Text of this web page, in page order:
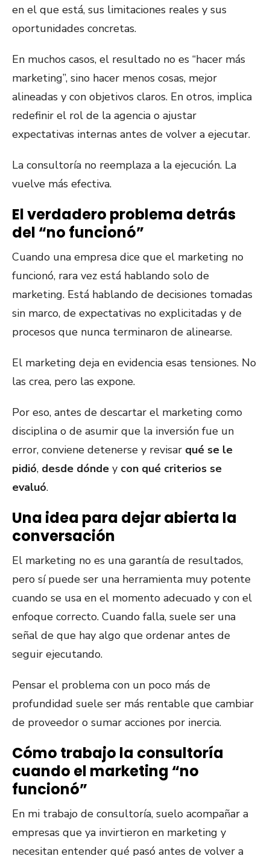
en el que está, sus limitaciones reales y sus
oportunidades concretas.
En muchos casos, el resultado no es “hacer más
marketing”, sino hacer menos cosas, mejor
alineadas y con objetivos claros. En otros, implica
redefinir el rol de la agencia o ajustar
expectativas internas antes de volver a ejecutar.
La consultoría no reemplaza a la ejecución. La
vuelve más efectiva.
El verdadero problema detrás
del “no funcionó”
Cuando una empresa dice que el marketing no
funcionó, rara vez está hablando solo de
marketing. Está hablando de decisiones tomadas
sin marco, de expectativas no explicitadas y de
procesos que nunca terminaron de alinearse.
El marketing deja en evidencia esas tensiones. No
las crea, pero las expone.
Por eso, antes de descartar el marketing como
disciplina o de asumir que la inversión fue un
error, conviene detenerse y revisar qué se le
pidió, desde dónde y con qué criterios se
evaluó.
Una idea para dejar abierta la
conversación
El marketing no es una garantía de resultados,
pero sí puede ser una herramienta muy potente
cuando se usa en el momento adecuado y con el
enfoque correcto. Cuando falla, suele ser una
señal de que hay algo que ordenar antes de
seguir ejecutando.
Pensar el problema con un poco más de
profundidad suele ser más rentable que cambiar
de proveedor o sumar acciones por inercia.
Cómo trabajo la consultoría
cuando el marketing “no
funcionó”
En mi trabajo de consultoría, suelo acompañar a
empresas que ya invirtieron en marketing y
necesitan entender qué pasó antes de volver a